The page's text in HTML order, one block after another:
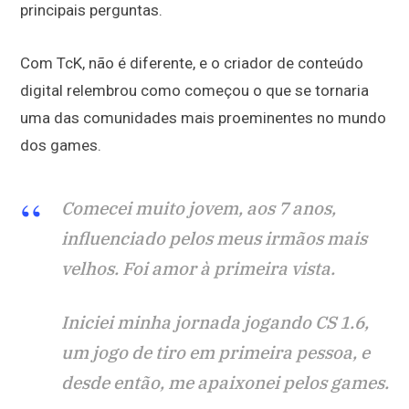
principais perguntas.
Com TcK, não é diferente, e o criador de conteúdo
digital relembrou como começou o que se tornaria
uma das comunidades mais proeminentes no mundo
dos games.
Comecei muito jovem, aos 7 anos,
influenciado pelos meus irmãos mais
velhos. Foi amor à primeira vista.
Iniciei minha jornada jogando CS 1.6,
um jogo de tiro em primeira pessoa, e
desde então, me apaixonei pelos games.